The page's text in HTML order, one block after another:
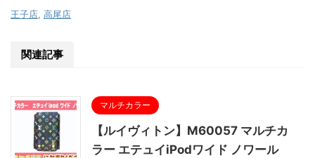
王子店, 高尾店
関連記事
マルチカラー
【ルイヴィトン】M60057 マルチカ
ラー エテュイiPodワイド ノワール